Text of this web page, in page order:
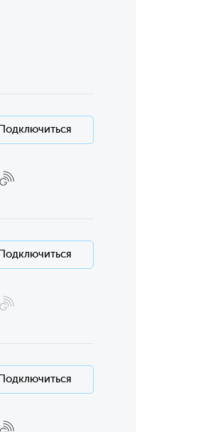
Подключиться
Подключиться
Подключиться